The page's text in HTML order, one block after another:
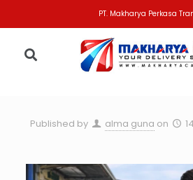
PT. Makharya Perkasa
Published by alma guna on